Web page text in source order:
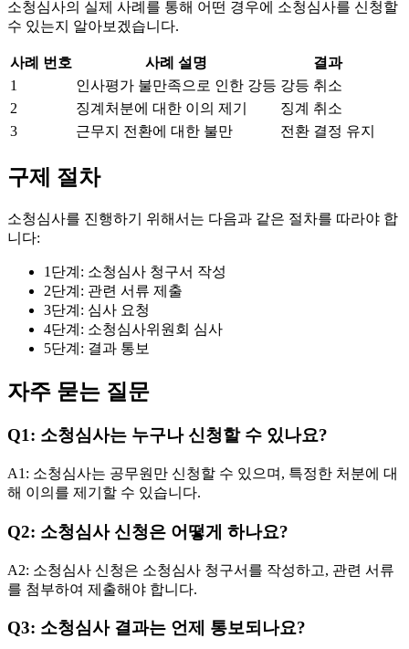
소청심사의 실제 사례를 통해 어떤 경우에 소청심사를 신청할
수 있는지 알아보겠습니다.
사례 번호 사례 설명
결과
1
인사평가 불만족으로 인한 강등 강등 취소
2
징계처분에 대한 이의 제기
징계 취소
3
근무지 전환에 대한 불만 전환 결정 유지
구제 절차
소청심사를 진행하기 위해서는 다음과 같은 절차를 따라야 합
니다:
1단계: 소청심사 청구서 작성
2단계: 관련 서류 제출
3단계: 심사 요청
4단계: 소청심사위원회 심사
5단계: 결과 통보
자주 묻는 질문
Q1: 소청심사는 누구나 신청할 수 있나요?
A1: 소청심사는 공무원만 신청할 수 있으며, 특정한 처분에 대
해 이의를 제기할 수 있습니다.
Q2: 소청심사 신청은 어떻게 하나요?
A2: 소청심사 신청은 소청심사 청구서를 작성하고, 관련 서류
를 첨부하여 제출해야 합니다.
Q3: 소청심사 결과는 언제 통보되나요?